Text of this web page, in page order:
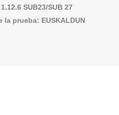
SUB23/SUB 27
la prueba: EUSKALDUN